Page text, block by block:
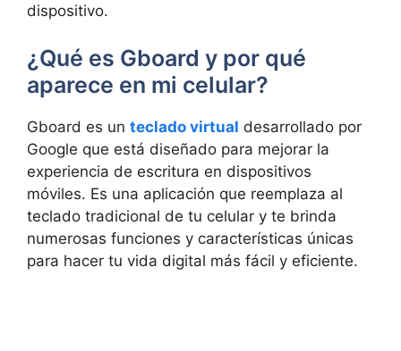
dispositivo.
¿Qué es Gboard ⁣y por qué
‍aparece en⁤ mi celular?
Gboard es un⁤ teclado virtual desarrollado⁢ por
Google que está ⁤diseñado ⁣para mejorar la‌
experiencia de⁣ escritura en ⁤dispositivos⁤
móviles. ​Es una‍ aplicación que reemplaza al
teclado tradicional de tu celular⁢ y‍ te brinda
⁢numerosas funciones y características ⁣únicas
para hacer​ tu vida ‌digital más ⁢fácil​ y eficiente.